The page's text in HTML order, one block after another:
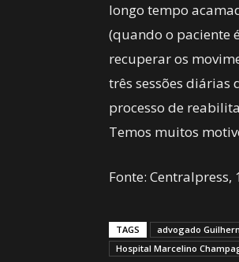
longo tempo
(quando o paciente
recuperar os
três sessões diárias
processo de
Temos muitos
Fonte: Centralpress,
TAGS advogado
Hospital Marcelino